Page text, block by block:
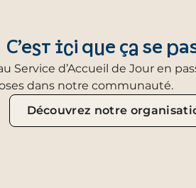
C’est ici que ça se
Service d’Accueil de Jour en
dans notre communauté.
Découvrez notre